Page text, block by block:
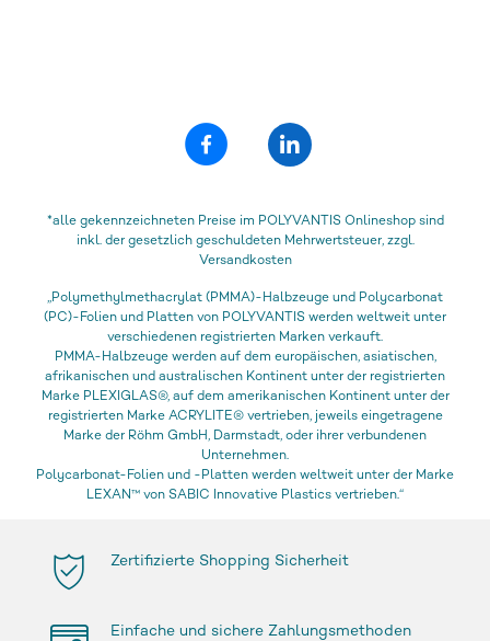
*alle gekennzeichneten Preise im POLYVANTIS Onlineshop sind
inkl. der gesetzlich geschuldeten Mehrwertsteuer, zzgl.
Versandkosten
„Polymethylmethacrylat (PMMA)-Halbzeuge und Polycarbonat
(PC)-Folien und Platten von POLYVANTIS werden weltweit unter
verschiedenen registrierten Marken verkauft.
PMMA-Halbzeuge werden auf dem europäischen, asiatischen,
afrikanischen und australischen Kontinent unter der registrierten
Marke PLEXIGLAS®, auf dem amerikanischen Kontinent unter der
registrierten Marke ACRYLITE® vertrieben, jeweils eingetragene
Marke der Röhm GmbH, Darmstadt, oder ihrer verbundenen
Unternehmen.
Polycarbonat-Folien und -Platten werden weltweit unter der Marke
LEXAN™ von SABIC Innovative Plastics vertrieben.“
Zertifizierte Shopping Sicherheit
Einfache und sichere Zahlungsmethoden